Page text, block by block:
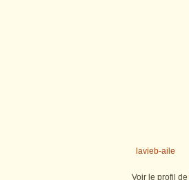
lavieb-aile
Voir le profil de